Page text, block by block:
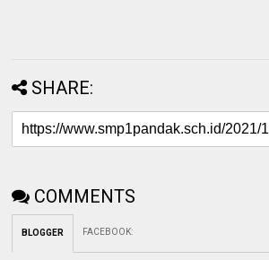
SHARE:
COMMENTS
BLOGGER FACEBOOK: